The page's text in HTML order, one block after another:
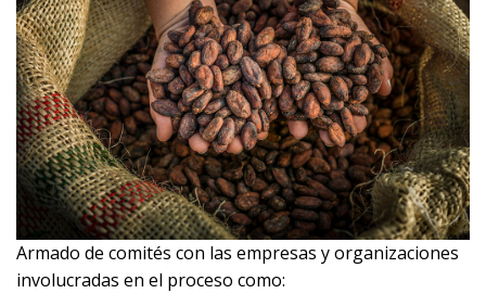
Armado de comités con las empresas y organizaciones
involucradas en el proceso como: